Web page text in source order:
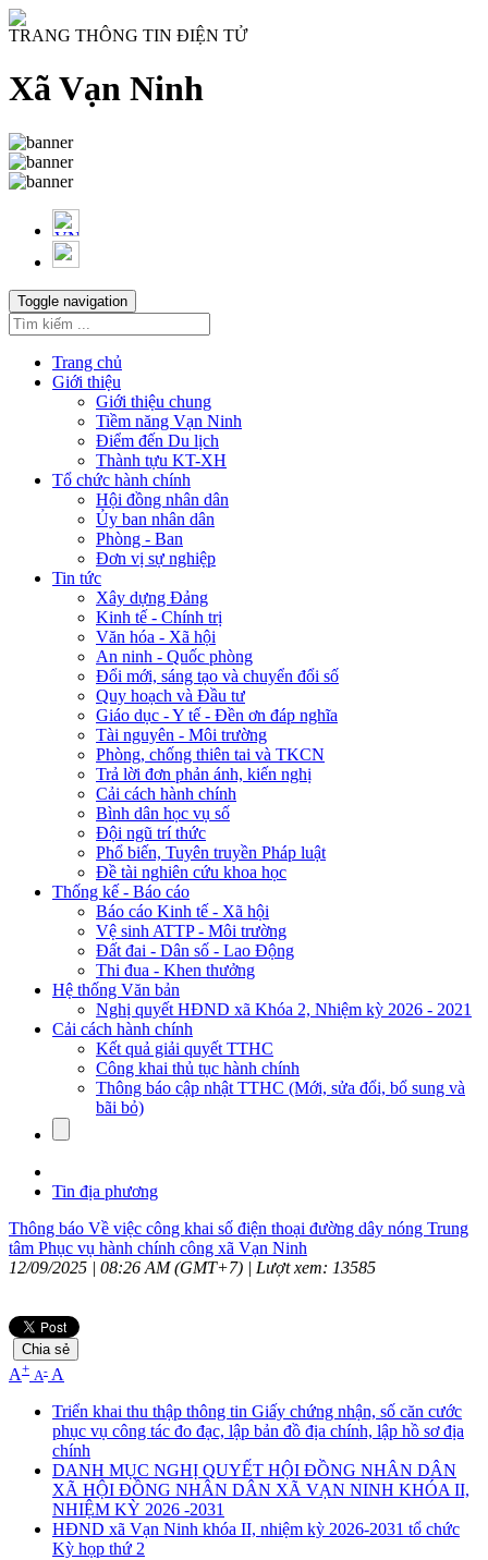
TRANG THÔNG TIN ĐIỆN TỬ
Xã Vạn Ninh
Toggle navigation
Trang chủ
Giới thiệu
Giới thiệu chung
Tiềm năng Vạn Ninh
Điểm đến Du lịch
Thành tựu KT-XH
Tổ chức hành chính
Hội đồng nhân dân
Ủy ban nhân dân
Phòng - Ban
Đơn vị sự nghiệp
Tin tức
Xây dựng Đảng
Kinh tế - Chính trị
Văn hóa - Xã hội
An ninh - Quốc phòng
Đổi mới, sáng tạo và chuyển đổi số
Quy hoạch và Đầu tư
Giáo dục - Y tế - Đền ơn đáp nghĩa
Tài nguyên - Môi trường
Phòng, chống thiên tai và TKCN
Trả lời đơn phản ánh, kiến nghị
Cải cách hành chính
Bình dân học vụ số
Đội ngũ trí thức
Phổ biến, Tuyên truyền Pháp luật
Đề tài nghiên cứu khoa học
Thống kế - Báo cáo
Báo cáo Kinh tế - Xã hội
Vệ sinh ATTP - Môi trường
Đất đai - Dân số - Lao Động
Thi đua - Khen thưởng
Hệ thống Văn bản
Nghị quyết HĐND xã Khóa 2, Nhiệm kỳ 2026 - 2021
Cải cách hành chính
Kết quả giải quyết TTHC
Công khai thủ tục hành chính
Thông báo cập nhật TTHC (Mới, sửa đổi, bổ sung và
bãi bỏ)
Tin địa phương
Thông báo Về việc công khai số điện thoại đường dây nóng Trung
tâm Phục vụ hành chính công xã Vạn Ninh
12/09/2025 | 08:26 AM (GMT+7) | Lượt xem: 13585
Chia sẻ
A+ A- A
Triển khai thu thập thông tin Giấy chứng nhận, số căn cước
phục vụ công tác đo đạc, lập bản đồ địa chính, lập hồ sơ địa
chính
DANH MỤC NGHỊ QUYẾT HỘI ĐỒNG NHÂN DÂN
XÃ HỘI ĐỒNG NHÂN DÂN XÃ VẠN NINH KHÓA II,
NHIỆM KỲ 2026 -2031
HĐND xã Vạn Ninh khóa II, nhiệm kỳ 2026-2031 tổ chức
Kỳ họp thứ 2